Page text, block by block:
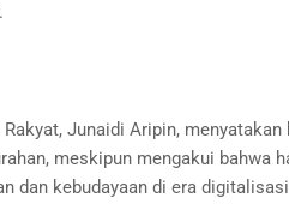
Rakyat, Junaidi Aripin,
meskipun mengakui bahwa
dan kebudayaan di era